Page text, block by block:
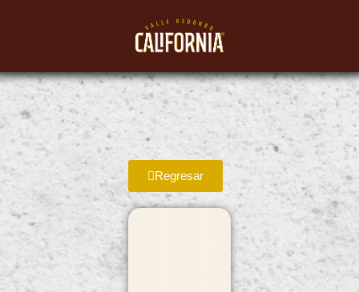
Regresar